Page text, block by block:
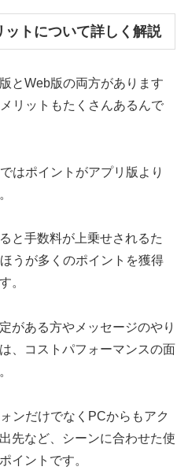
トについて詳しく解説
とWeb版の両方があります
リットもたくさんあるんで
はポイントがアプリ版より
と手数料が上乗せされるた
うが多くのポイントを獲得
。
がある方やメッセージのやり
、コストパフォーマンスの面
ンだけでなくPCからもアク
先など、シーンに合わせた使
イントです。